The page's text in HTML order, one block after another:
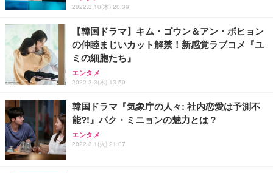
2022.3.10(木) 20:39
【韓国ドラマ】キム・ゴウン＆アン・ボヒョン
の仲睦まじいカット解禁！新感覚ラブコメ『ユ
ミの細胞たち』
エンタメ
2022.3.3(木) 13:50
韓国ドラマ『気象庁の人々: 社内恋愛は予測不
能?!』パク・ミニョンの魅力とは？
エンタメ
2022.3.1(火) 21:07